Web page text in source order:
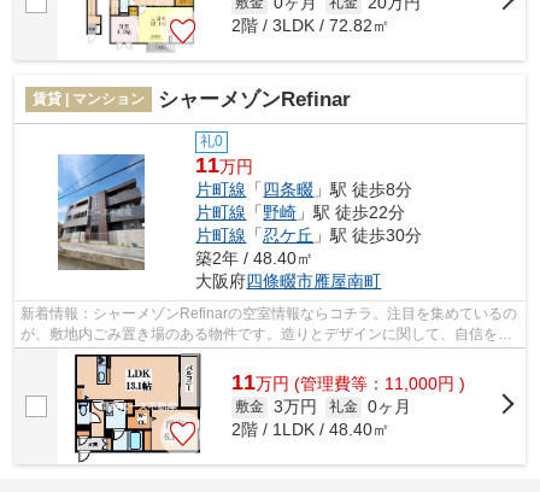
2階 / 3LDK / 72.82㎡
賃貸 | マンション シャーメゾンRefinar
礼0
11万円
片町線 「四条畷 」駅 徒歩8分
片町線 「野崎 」駅 徒歩22分
片町線 「忍ケ丘 」駅 徒歩30分
築2年 / 48.40㎡
大阪府四條畷市雁屋南町
新着情報：シャーメゾンRefinarの空室情報ならコチラ。注目を集めているの
が、敷地内ごみ置き場のある物件です。造りとデザインに関して、自信をも
って情報を提供できるマンションです...
11万円 (管理費等：11,000円 )
敷金 3万円 礼金 0ヶ月
2階 / 1LDK / 48.40㎡